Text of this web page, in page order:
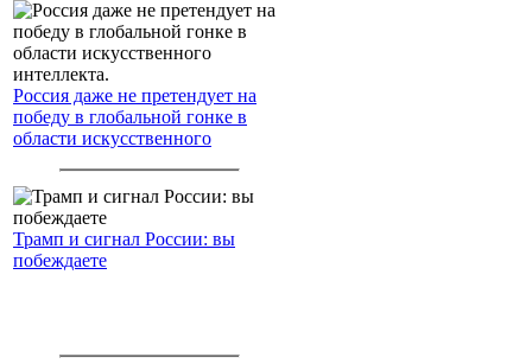
Россия даже не претендует на
победу в глобальной гонке в
области искусственного
Трамп и сигнал России: вы
побеждаете